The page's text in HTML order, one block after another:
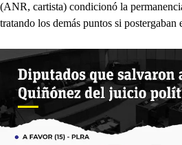
(ANR, cartista) condicionó la
tratando los demás puntos si postergaban